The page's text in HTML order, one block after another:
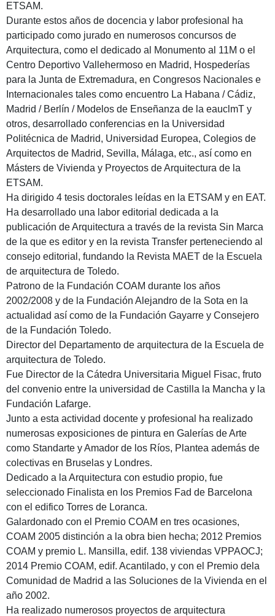
ETSAM.
Durante estos años de docencia y labor profesional ha
participado como jurado en numerosos concursos de
Arquitectura, como el dedicado al Monumento al 11M o el
Centro Deportivo Vallehermoso en Madrid, Hospederías
para la Junta de Extremadura, en Congresos Nacionales e
Internacionales tales como encuentro La Habana / Cádiz,
Madrid / Berlín / Modelos de Enseñanza de la eauclmT y
otros, desarrollado conferencias en la Universidad
Politécnica de Madrid, Universidad Europea, Colegios de
Arquitectos de Madrid, Sevilla, Málaga, etc., así como en
Másters de Vivienda y Proyectos de Arquitectura de la
ETSAM.
Ha dirigido 4 tesis doctorales leídas en la ETSAM y en EAT.
Ha desarrollado una labor editorial dedicada a la
publicación de Arquitectura a través de la revista Sin Marca
de la que es editor y en la revista Transfer perteneciendo al
consejo editorial, fundando la Revista MAET de la Escuela
de arquitectura de Toledo.
Patrono de la Fundación COAM durante los años
2002/2008 y de la Fundación Alejandro de la Sota en la
actualidad así como de la Fundación Gayarre y Consejero
de la Fundación Toledo.
Director del Departamento de arquitectura de la Escuela de
arquitectura de Toledo.
Fue Director de la Cátedra Universitaria Miguel Fisac, fruto
del convenio entre la universidad de Castilla la Mancha y la
Fundación Lafarge.
Junto a esta actividad docente y profesional ha realizado
numerosas exposiciones de pintura en Galerías de Arte
como Standarte y Amador de los Ríos, Plantea además de
colectivas en Bruselas y Londres.
Dedicado a la Arquitectura con estudio propio, fue
seleccionado Finalista en los Premios Fad de Barcelona
con el edifico Torres de Loranca.
Galardonado con el Premio COAM en tres ocasiones,
COAM 2005 distinción a la obra bien hecha; 2012 Premios
COAM y premio L. Mansilla, edif. 138 viviendas VPPAOCJ;
2014 Premio COAM, edif. Acantilado, y con el Premio dela
Comunidad de Madrid a las Soluciones de la Vivienda en el
año 2002.
Ha realizado numerosos proyectos de arquitectura